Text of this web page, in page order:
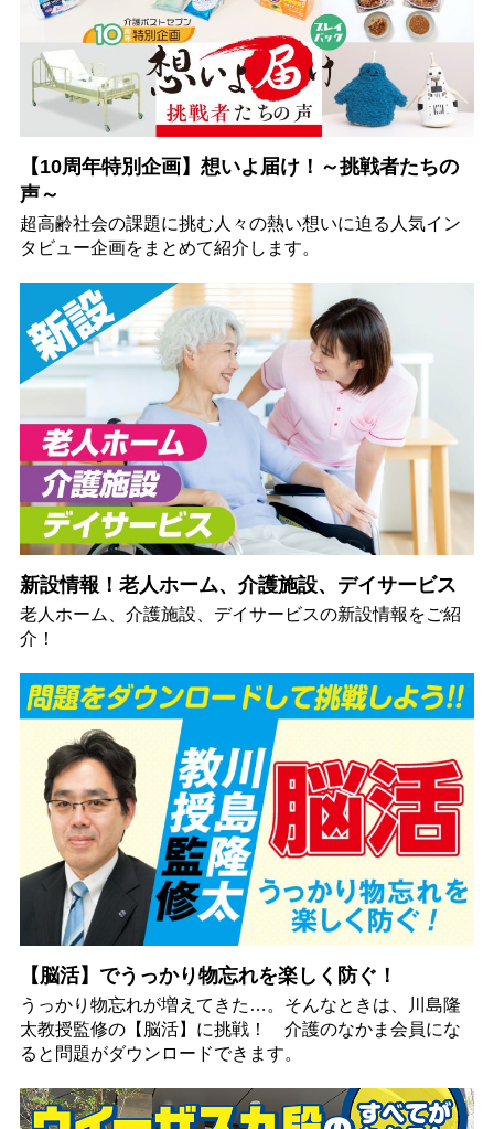
【10周年特別企画】想いよ届け！～挑戦者たちの
声～
超高齢社会の課題に挑む人々の熱い想いに迫る人気イン
タビュー企画をまとめて紹介します。
新設情報！老人ホーム、介護施設、デイサービス
老人ホーム、介護施設、デイサービスの新設情報をご紹
介！
【脳活】でうっかり物忘れを楽しく防ぐ！
うっかり物忘れが増えてきた…。そんなときは、川島隆
太教授監修の【脳活】に挑戦！ 介護のなかま会員にな
ると問題がダウンロードできます。